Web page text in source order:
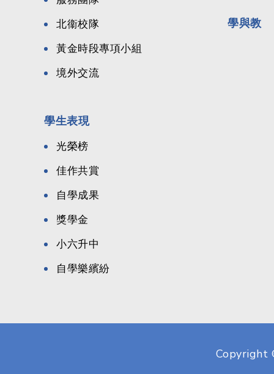
北衞校隊
黃金時段專項小組
境外交流
學生表現
光榮榜
佳作共賞
自學成果
獎學金
小六升中
自學樂繽紛
學與教
Copyright